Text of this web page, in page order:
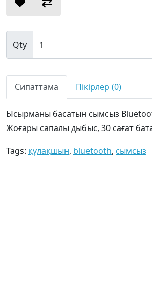
Qty
Сипаттама Пікірлер (0)
Ысырманы басатын сымсыз
Жоғары сапалы дыбыс, 30 сағат
Tags: құлақшын, bluetooth, сымсыз